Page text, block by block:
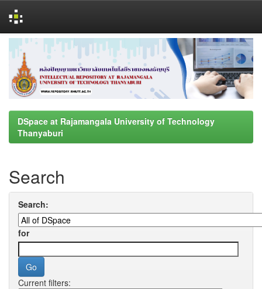
navigation
DSpace at Rajamangala University of Technology
Thanyaburi
Search
Search:
for
Current filters: